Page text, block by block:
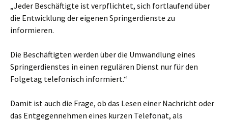
„Jeder Beschäftigte ist verpflichtet, sich fortlaufend über
die Entwicklung der eigenen Springerdienste zu
informieren.
Die Beschäftigten werden über die Umwandlung eines
Springerdienstes in einen regulären Dienst nur für den
Folgetag telefonisch informiert.“
Damit ist auch die Frage, ob das Lesen einer Nachricht oder
das Entgegennehmen eines kurzen Telefonat, als